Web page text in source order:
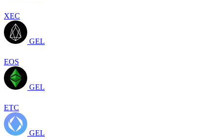
XEC
GEL
EOS
GEL
ETC
GEL